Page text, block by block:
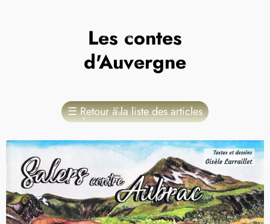
Les contes
d'Auvergne
☰Retour à la liste des articles